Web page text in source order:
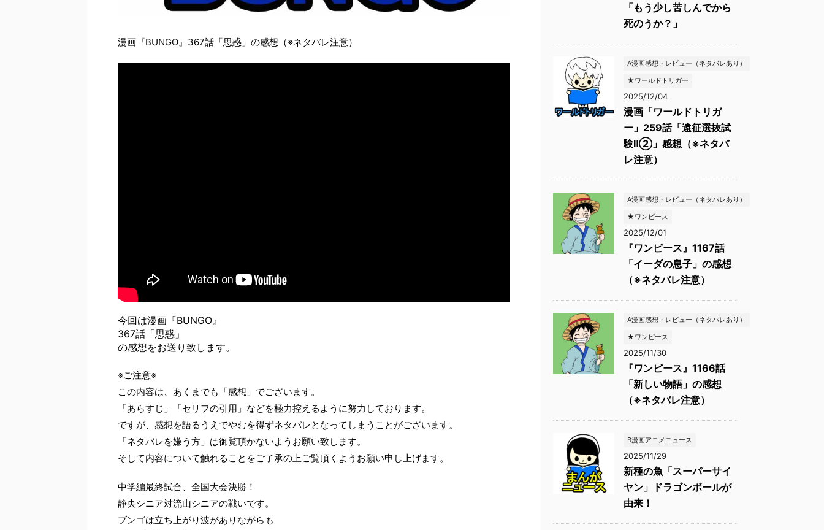
漫画『BUNGO』367話「思惑」の感想（※ネタバレ注意）
今回は漫画『BUNGO』
367話「思惑」
の感想をお送り致します。
※ご注意※
この内容は、あくまでも「感想」でございます。
「あらすじ」「セリフの引用」などを極力控えるように努力しております。
ですが、感想を語るうえでやむを得ずネタバレとなってしまうことがございます。
「ネタバレを嫌う方」は御覧頂かないようお願い致します。
そして内容について触れることをご了承の上ご覧頂くようお願い申し上げます。
中学編最終試合、全国大会決勝！
静央シニア対流山シニアの戦いです。
ブンゴは立ち上がり波がありながらも
「もう少し苦しんでから
死のうか？」
A漫画感想・レビュー（ネタバレあり）
★ワールドトリガー
2025/12/04
漫画「ワールドトリガ
ー」259話「遠征選抜試
験Ⅱ②」感想（※ネタバ
レ注意）
A漫画感想・レビュー（ネタバレあり）
★ワンピース
2025/12/01
『ワンピース』1167話
「イーダの息子」の感想
（※ネタバレ注意）
A漫画感想・レビュー（ネタバレあり）
★ワンピース
2025/11/30
『ワンピース』1166話
「新しい物語」の感想
（※ネタバレ注意）
B漫画アニメニュース
2025/11/29
新種の魚「スーパーサイ
ヤン」ドラゴンボールが
由来！